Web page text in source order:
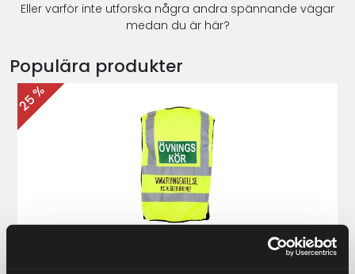
Eller varför inte utforska några andra spännande vägar
medan du är här?
Populära produkter
25 %